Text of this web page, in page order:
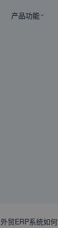
产品功能
外贸ERP系统如